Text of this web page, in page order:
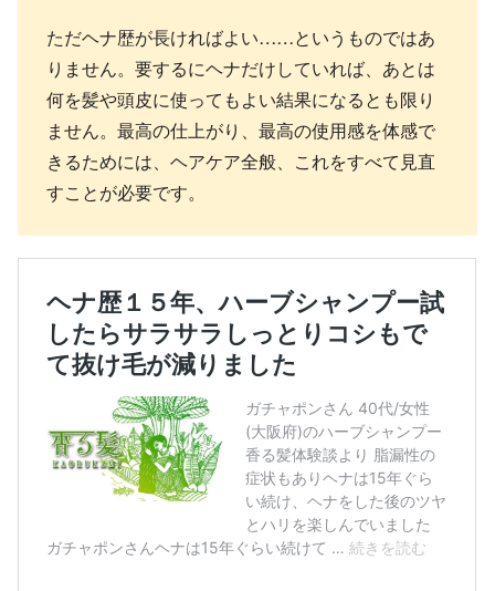
ただヘナ歴が長ければよい……というものではあ
りません。要するにヘナだけしていれば、あとは
何を髪や頭皮に使ってもよい結果になるとも限り
ません。最高の仕上がり、最高の使用感を体感で
きるためには、ヘアケア全般、これをすべて見直
すことが必要です。